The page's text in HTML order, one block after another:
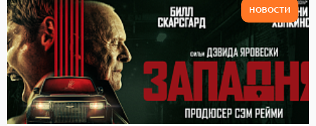
НОВОСТИ